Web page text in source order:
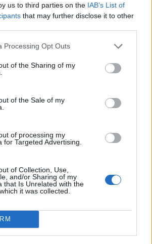
us to third parties on the IAB’s List of
that may further disclose it to other
Processing Opt Outs
of the Sharing of my
of the Sale of my
of processing my
for Targeted Advertising.
of Collection, Use,
and/or Sharing of my
that Is Unrelated with the
it was collected.
spindevenner inviterer indenfor i
hvor deltagerne kan prøve
deres eget garn.
Husflid kan man blandt andet
og få fif til at strikke glatstrik
der driller, eller har man blot
og en snak med andre
er der også mulighed for det i
dagen bliver der bankospil med
til kvinder og piger
en del af samarbejdet Det Gode
Kommune og politiet
om at styrke trygheden i
Vis mere
Del artikel